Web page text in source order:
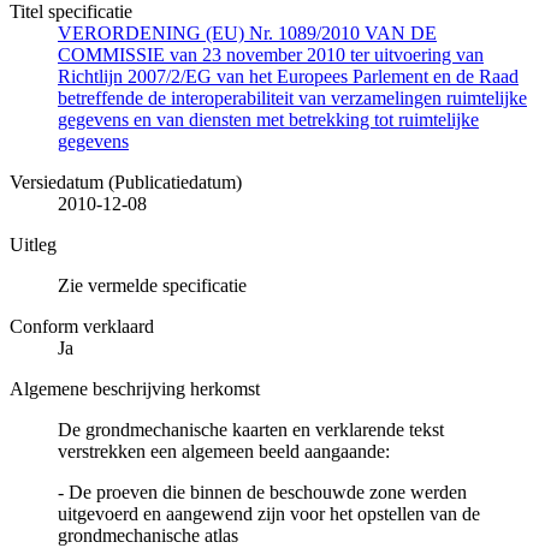
Titel specificatie
VERORDENING (EU) Nr. 1089/2010 VAN DE
COMMISSIE van 23 november 2010 ter uitvoering van
Richtlijn 2007/2/EG van het Europees Parlement en de Raad
betreffende de interoperabiliteit van verzamelingen ruimtelijke
gegevens en van diensten met betrekking tot ruimtelijke
gegevens
Versiedatum (Publicatiedatum)
2010-12-08
Uitleg
Zie vermelde specificatie
Conform verklaard
Ja
Algemene beschrijving herkomst
De grondmechanische kaarten en verklarende tekst
verstrekken een algemeen beeld aangaande:
- De proeven die binnen de beschouwde zone werden
uitgevoerd en aangewend zijn voor het opstellen van de
grondmechanische atlas